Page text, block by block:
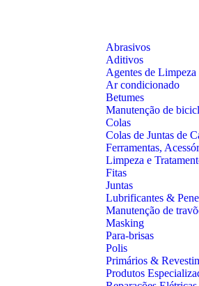
Abrasivos
Aditivos
Agentes de Limpeza
Ar condicionado
Betumes
Manutenção de
Colas
Colas de Juntas de
Ferramentas,
Limpeza e
Fitas
Juntas
Lubrificantes &
Manutenção de
Masking
Para-brisas
Polis
Primários &
Produtos